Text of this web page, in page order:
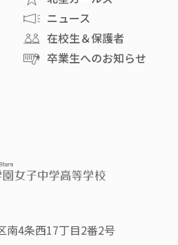
ニュース
在校生＆保護者
卒業生へのお知らせ
南4条西17丁目2番2号